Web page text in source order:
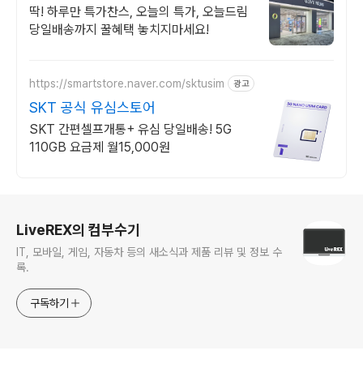
문은 오늘드림
딱! 하루만 특가찬스, 오늘의 특가, 오늘드림
당일배송까지 꿀혜택 놓치지마세요!
https://smartstore.naver.com/sktusim 광고
SKT 공식 유심스토어
SKT 간편셀프개통+ 유심 당일배송! 5G
110GB 요금제 월15,000원
LiveREX의 컴부수기
IT, 모바일, 게임, 자동차 등의 새소식과 제품 리뷰 및 정보 수
록.
구독하기